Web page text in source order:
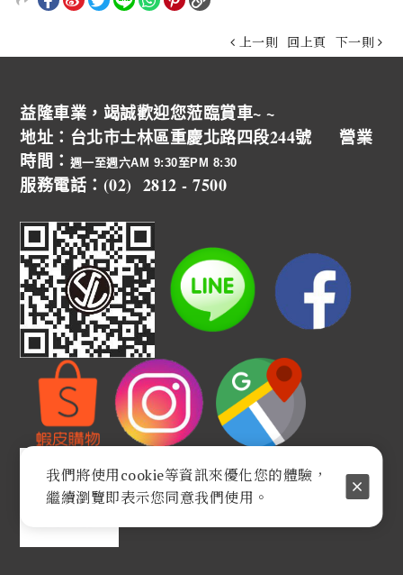
上一則 回上頁 下一則
益隆車業，竭誠歡迎您蒞臨賞車~ ~
地址：台北市士林區重慶北路四段244號 營業
時間： 週一至週六AM 9:30至PM 8:30
服務電話：(02) 2812 - 7500
我們將使用cookie等資訊來優化您的體驗，
繼續瀏覽即表示您同意我們使用。